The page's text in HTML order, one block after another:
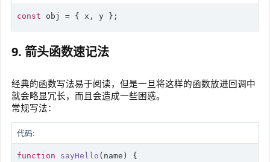
const obj = { x, y };
9. 箭头函数速记法
经典的函数写法易于阅读，但是一旦将这样的函数放进回调中
就会略显冗长，而且会造成一些困惑。
常规写法：
代码:
function sayHello ( name ) {